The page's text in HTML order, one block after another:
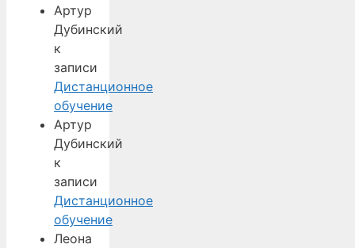
Артур
Дубинский
к
записи
Дистанционное
обучение
Артур
Дубинский
к
записи
Дистанционное
обучение
Леона